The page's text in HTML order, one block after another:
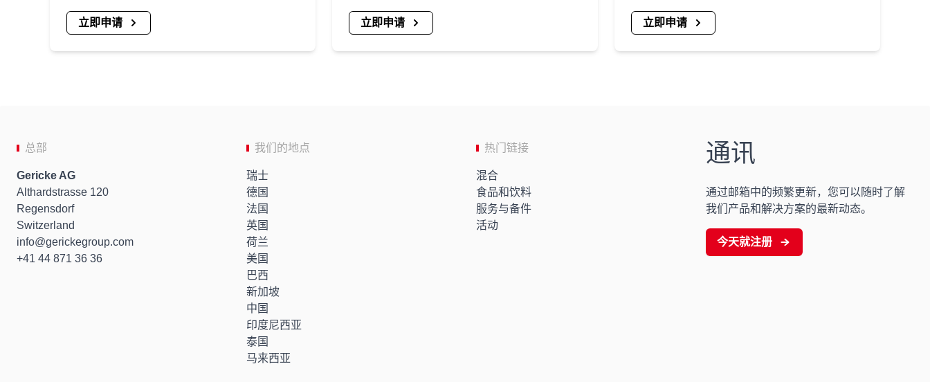
立即申请 立即申请 立即申请
总部
Gericke AG
Althardstrasse 120
Regensdorf
Switzerland
info
gerickegroup.com
+41 44 871 36 36
我们的地点
瑞士
德国
法国
英国
荷兰
美国
巴西
新加坡
中国
印度尼西亚
泰国
马来西亚
热门链接
混合
食品和饮料
服务与备件
活动
通讯
通过邮箱中的频繁更新，您可以随时了解
我们产品和解决方案的最新动态。
今天就注册